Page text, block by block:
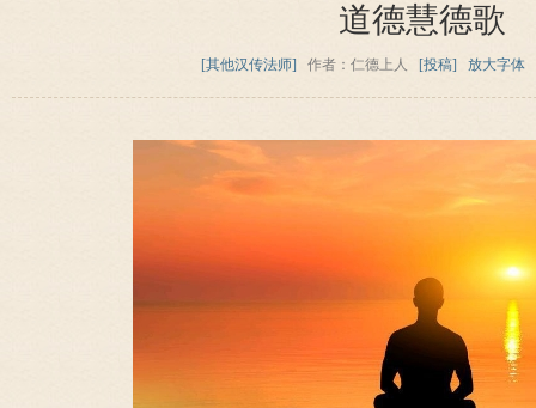
道德慧德歌
[其他汉传法师] 作者：仁德上人 [投稿] 放大字体